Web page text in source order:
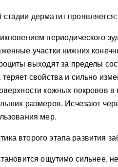
стадии дерматит проявляется:
периодического
участки нижних
выходят за пределы
теряет свойства и сильно
кожных покровов
размеров. Исчезают
мер.
второго этапа развития
ощутимо сильнее,